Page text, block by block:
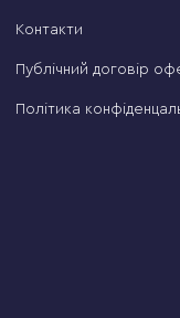
Контакти
Публічний договір
Політика